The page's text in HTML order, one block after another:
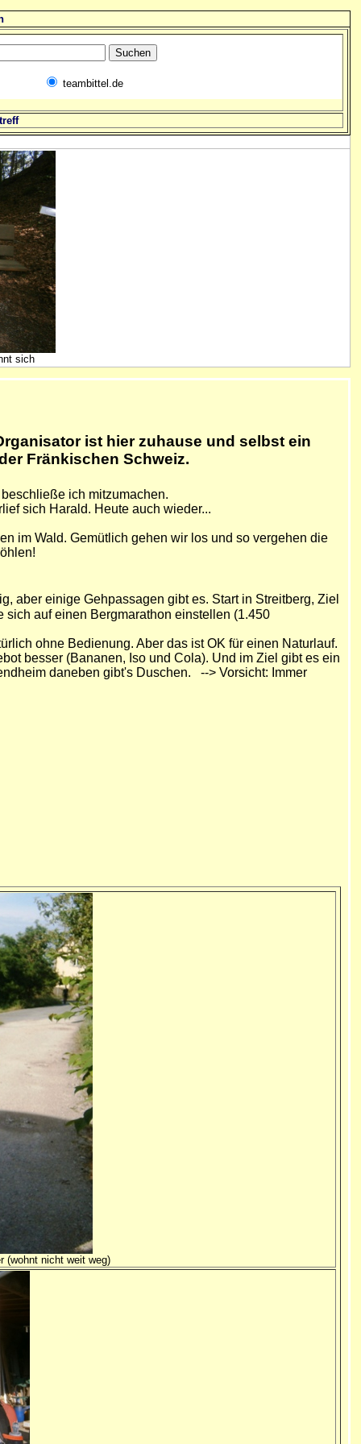
teambittel.de
sich
ist hier zuhause und selbst ein
Fränkischen Schweiz.
ich mitzumachen.
sich Harald. Heute auch wieder...
im Wald. Gemütlich gehen wir los und so vergehen die
aber einige Gehpassagen gibt es. Start in Streitberg, Ziel
auf einen Bergmarathon einstellen (1.450
ohne Bedienung. Aber das ist OK für einen Naturlauf.
besser (Bananen, Iso und Cola). Und im Ziel gibt es ein
daneben gibt's Duschen. --> Vorsicht: Immer
(wohnt nicht weit weg)